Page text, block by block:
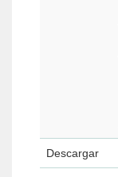
Descargar